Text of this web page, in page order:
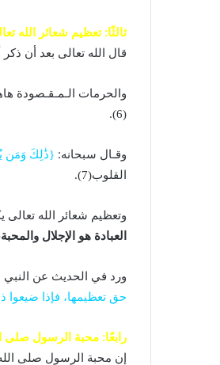
ثالثًا: تعظيم شعائر الله
قال الله تعالى بعد أن
والحرمات الـمـقـصودة
(6).
وقـال سبحانه: {ذَٰلِكَ وَمَن
القلوب(7).
وتعظيم شعائر الله تعالى
العبادة هو الإجلال
ورد في الحديث عن النبي
حق تعظيمها، فإذا ضيعوا
رابعًا: محبة الرسول صلى
إن محبة الرسول صلى